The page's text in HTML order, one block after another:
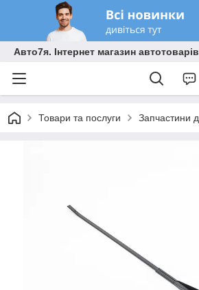
Авто7я. Інтернет магазин
Товари та послуги Запчастини